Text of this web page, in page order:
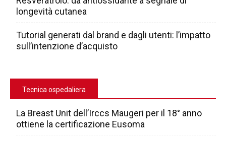
longevità cutanea
Tutorial generati dal brand e dagli utenti: l’impatto
sull’intenzione d’acquisto
Tecnica ospedaliera
La Breast Unit dell’Irccs Maugeri per il 18° anno
ottiene la certificazione Eusoma